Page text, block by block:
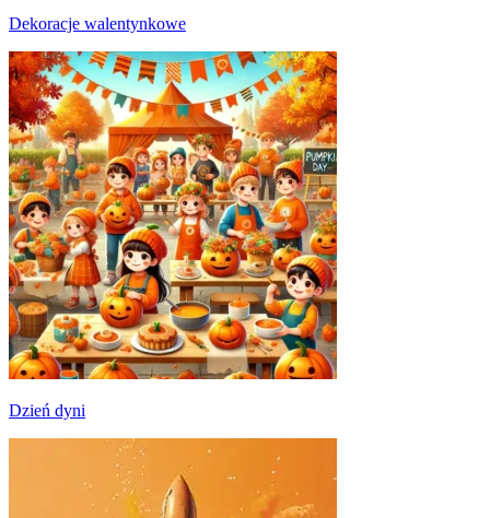
Dekoracje walentynkowe
Dzień dyni